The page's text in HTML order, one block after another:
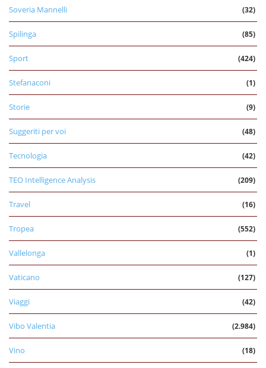
Soveria Mannelli (32)
Spilinga (85)
Sport (424)
Stefanaconi (1)
Storie (9)
Suggeriti per voi (48)
Tecnologia (42)
TEO Intelligence Analysis (209)
Travel (16)
Tropea (552)
Vallelonga (1)
Vaticano (127)
Viaggi (42)
Vibo Valentia (2.984)
Vino (18)